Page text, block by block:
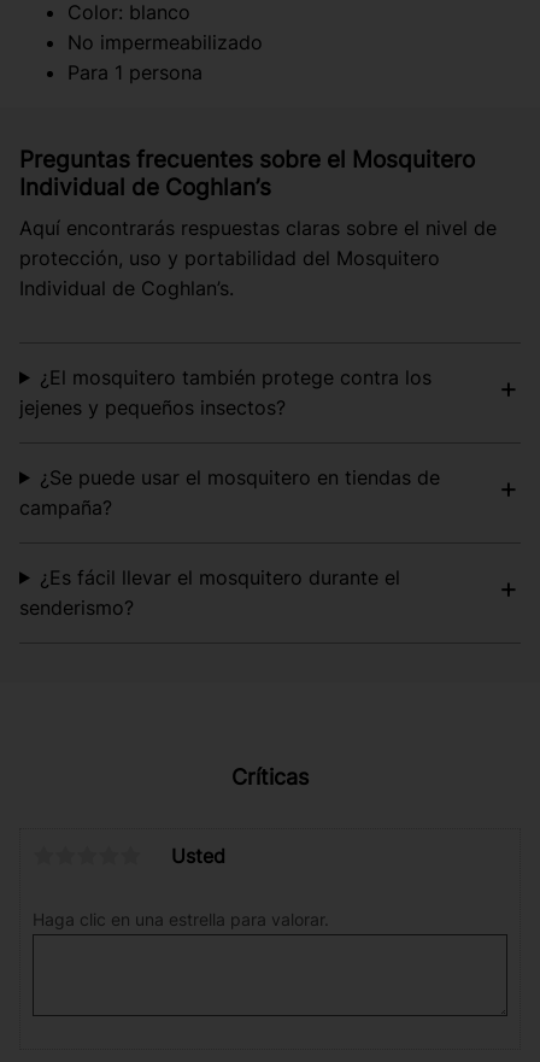
Color: blanco
No impermeabilizado
Para 1 persona
Preguntas frecuentes sobre el Mosquitero
Individual de Coghlan’s
Aquí encontrarás respuestas claras sobre el nivel de
protección, uso y portabilidad del Mosquitero
Individual de Coghlan’s.
¿El mosquitero también protege contra los
jejenes y pequeños insectos?
¿Se puede usar el mosquitero en tiendas de
campaña?
¿Es fácil llevar el mosquitero durante el
senderismo?
Críticas
Usted
Haga clic en una estrella para valorar.